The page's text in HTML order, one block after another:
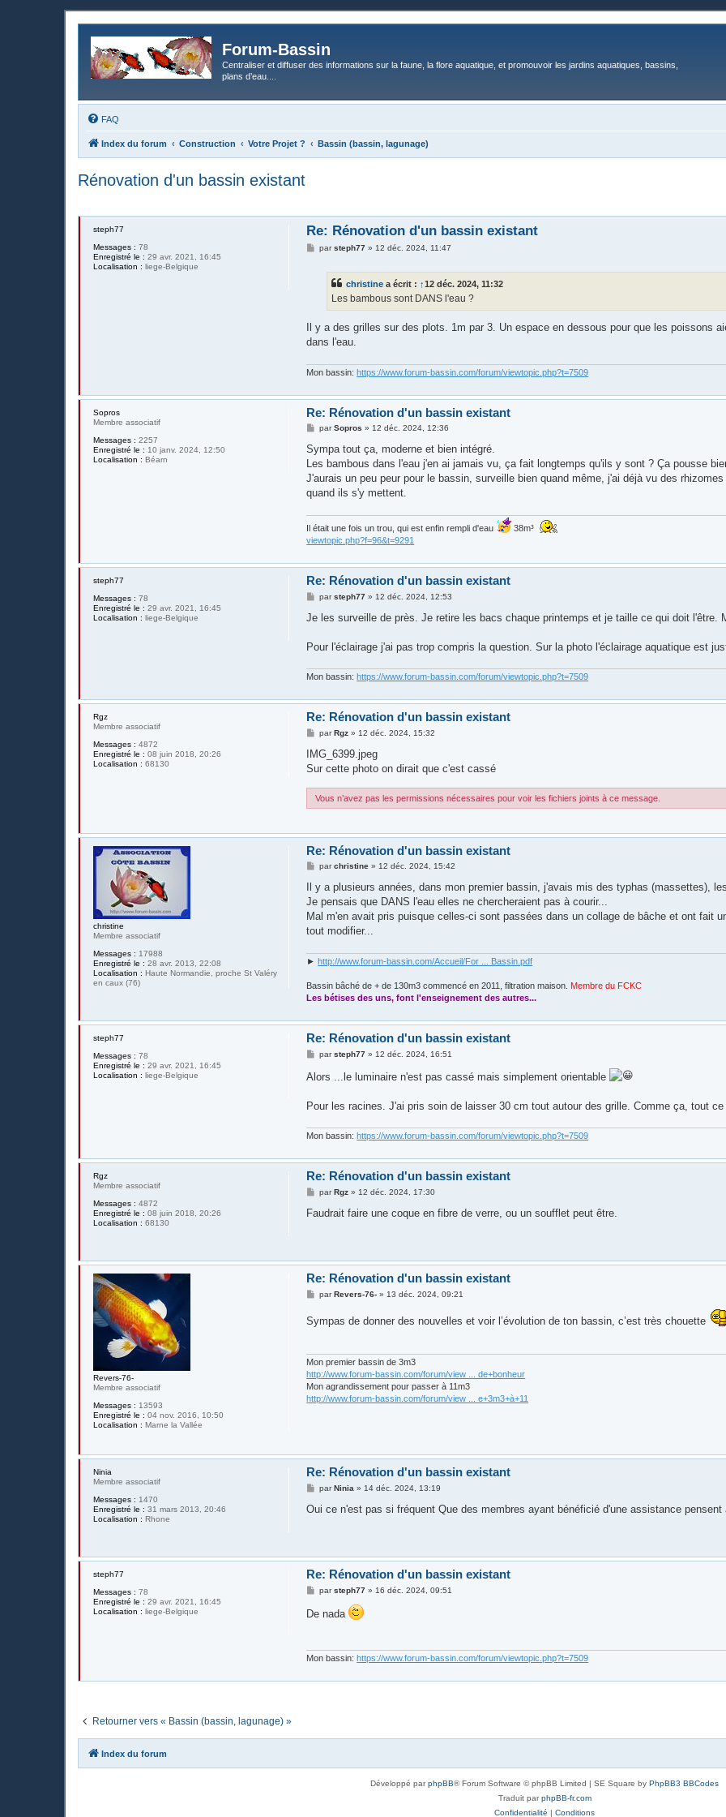
Forum-Bassin
Centraliser et diffuser des informations sur la faune, la flore aquatique, et promouvoir les jardins aquatiques, bassins,
plans d’eau....
FAQ
Index du forum Construction Votre Projet ? Bassin (bassin, lagunage)
Rénovation d'un bassin existant
steph77
Messages : 78
Enregistré le : 29 avr. 2021, 16:45
Localisation : liege-Belgique
Re: Rénovation d'un bassin existant
Mparsteph77 » 12 déc. 2024, 11:47
christine a écrit : ↑12 déc. 2024, 11:32
Les bambous sont DANS l'eau ?
Il y a des grilles sur des plots. 1m par 3. Un espace en dessous pour que les poissons
dans l'eau.
Mon bassin:https://www.forum-bassin.com/forum/viewtopic.php?t=7509
Sopros
Membre associatif
Messages : 2257
Enregistré le : 10 janv. 2024, 12:50
Localisation : Béarn
Re: Rénovation d'un bassin existant
M
s
s
a
g
parSopros »12 déc. 2024, 12:36
Sympa tout ça, moderne et bien intégré.
Les bambous dans l'eau j'en ai jamais vu, ça fait longtemps qu'ils y sont ? Ça pousse
J'aurais un peu peur pour le bassin, surveille bien quand même, j'ai déjà vu des
quand ils s'y mettent.
Il était une fois un trou, qui est enfin rempli d'eau
38m³
viewtopic.php?f=96&t=9291
steph77
Messages : 78
Enregistré le : 29 avr. 2021, 16:45
Localisation : liege-Belgique
Re: Rénovation d'un bassin existant
M
s
g
parsteph77 » 12 déc. 2024, 12:53
Je les surveille de près. Je retire les bacs chaque printemps et je taille ce qui doit l'être.
Pour l'éclairage j'ai pas trop compris la question. Sur la photo l'éclairage aquatique est
Mon bassin: https://www.forum-bassin.com/forum/viewtopic.php?t=7509
Rgz
Membre associatif
Messages : 4872
Enregistré le : 08 juin 2018, 20:26
Localisation : 68130
Re: Rénovation d'un bassin existant
M
s
a
e
parRgz » 12 déc. 2024, 15:32
IMG_6399.jpeg
Sur cette photo on dirait que c'est cassé
Vous n’avez pas les permissions nécessaires pour voir les fichiers joints à ce message.
christine
Membre associatif
Messages : 17988
Enregistré le : 28 avr. 2013, 22:08
Localisation : Haute Normandie, proche St Valéry
en caux (76)
Re: Rénovation d'un bassin existant
M
s
s
a
g
parchristine »12 déc. 2024, 15:42
Il y a plusieurs années, dans mon premier bassin, j'avais mis des typhas (massettes),
Je pensais que DANS l'eau elles ne chercheraient pas à courir...
Mal m'en avait pris puisque celles-ci sont passées dans un collage de bâche et ont fait
tout modifier...
►http://www.forum-bassin.com/Accueil/For ... Bassin.pdf
Bassin bâché de + de 130m3 commencé en 2011, filtration maison. Membre du FCKC
Les bétises des uns, font l'enseignement des autres...
steph77
Messages : 78
Enregistré le : 29 avr. 2021, 16:45
Localisation : liege-Belgique
Re: Rénovation d'un bassin existant
M
s
e
parsteph77 » 12 déc. 2024, 16:51
Alors ...le luminaire n'est pas cassé mais simplement orientable
Pour les racines. J'ai pris soin de laisser 30 cm tout autour des grille. Comme ça, tout
Mon bassin: https://www.forum-bassin.com/forum/viewtopic.php?t=7509
Rgz
Membre associatif
Messages : 4872
Enregistré le : 08 juin 2018, 20:26
Localisation : 68130
Re: Rénovation d'un bassin existant
M
s
parRgz » 12 déc. 2024, 17:30
Faudrait faire une coque en fibre de verre, ou un soufflet peut être.
Revers-76-
Membre associatif
Messages : 13593
Enregistré le : 04 nov. 2016, 10:50
Localisation : Marne la Vallée
Re: Rénovation d'un bassin existant
M
s
parRevers-76- » 13 déc. 2024, 09:21
Sympas de donner des nouvelles et voir l’évolution de ton bassin, c’est très chouette
Mon premier bassin de 3m3
http://www.forum-bassin.com/forum/view ... de+bonheur
Mon agrandissement pour passer à 11m3
http://www.forum-bassin.com/forum/view ... e+3m3+à+11
Ninia
Membre associatif
Messages : 1470
Enregistré le : 31 mars 2013, 20:46
Localisation : Rhone
Re: Rénovation d'un bassin existant
M
s
parNinia » 14 déc. 2024, 13:19
Oui ce n'est pas si fréquent Que des membres ayant bénéficié d'une assistance
steph77
Messages : 78
Enregistré le : 29 avr. 2021, 16:45
Localisation : liege-Belgique
Re: Rénovation d'un bassin existant
M
s
parsteph77 » 16 déc. 2024, 09:51
De nada
Mon bassin: https://www.forum-bassin.com/forum/viewtopic.php?t=7509
Retourner vers « Bassin (bassin, lagunage) »
Index du forum
Développé parphpBB® Forum Software © phpBB Limited | SE Square by PhpBB3 BBCodes
Traduit parphpBB-fr.com
Confidentialité
Conditions